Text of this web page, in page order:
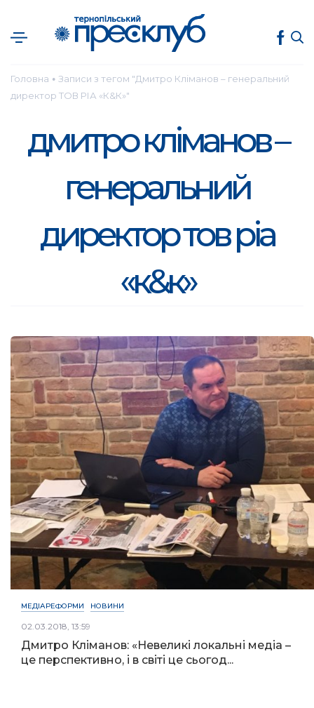
Головна ● Записи з тегом "Дмитро Кліманов – генеральний
директор ТОВ РІА «К&К»"
дмитро кліманов –
генеральний
директор тов ріа
«к&к»
МЕДІАРЕФОРМИ НОВИНИ
02.03.2018, 13:59
Дмитро Кліманов: «Невеликі локальні медіа –
це перспективно, і в світі це сьогод...